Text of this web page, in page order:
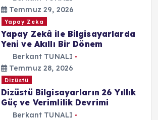
Temmuz 29, 2026
Yapay Zeka
Yapay Zekâ ile Bilgisayarlarda
Yeni ve Akıllı Bir Dönem
Berkant TUNALI
Temmuz 28, 2026
Dizüstü
Dizüstü Bilgisayarların 26 Yıllık
Güç ve Verimlilik Devrimi
Berkant TUNALI